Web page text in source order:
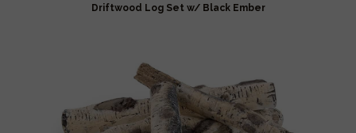
Driftwood Log Set w/ Black Ember